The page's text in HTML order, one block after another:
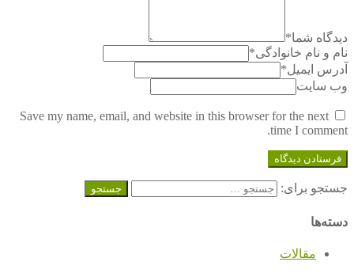
دیدگاه شما*
نام و نام خانوادگی*
آدرس ایمیل*
وب سایت
Save my name, email, and website in this browser for the next
time I comment.
جستجو برای:
دسته‌ها
مقالات